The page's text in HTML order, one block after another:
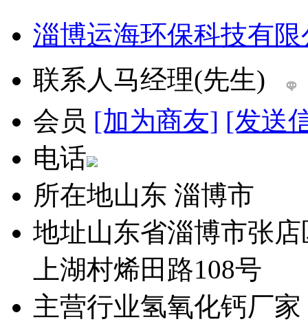
淄博运海环保科技有限
联系人 马经理(先生)
会员 [加为商友] [发送
电话
所在地山东 淄博市
地址山东省淄博市张
上湖村烯田路108号
主营行业氢氧化钙厂